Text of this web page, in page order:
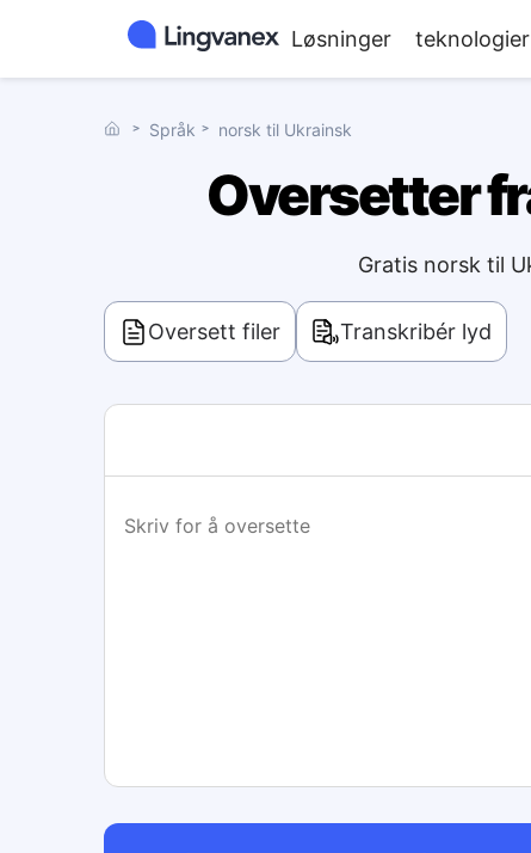
Løsninger teknologier
˃ Språk ˃ norsk til Ukrainsk
Oversetter
Gratis norsk til
Oversett filer Transkribér lyd